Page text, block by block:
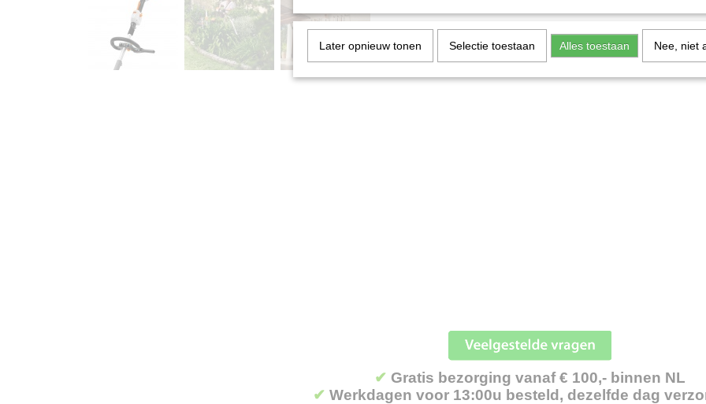
✔ Gratis bezorging vanaf € 100,- binnen NL
✔ Werkdagen voor 13:00u besteld, dezelfde dag
Later opnieuw tonen Selectie toestaan Alles toestaan Nee, niet